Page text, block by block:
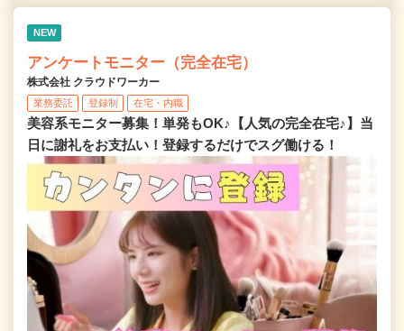
NEW
アンケートモニター（完全在宅）
株式会社 クラウドワーカー
業務委託 登録制 在宅・内職
美容系モニター募集！単発もOK♪【人気の完全在宅♪】当
日に謝礼をお支払い！登録するだけでスグ働ける！